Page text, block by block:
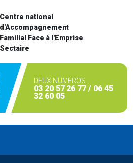
Centre national
d'Accompagnement
Familial Face à l'Emprise
Sectaire
DEUX NUMÉROS
03 20 57 26 77 / 06 45
32 60 05